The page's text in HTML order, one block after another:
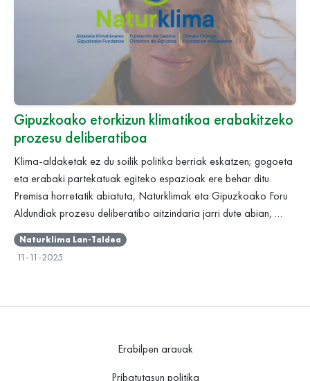
Gipuzkoako etorkizun klimatikoa erabakitzeko
prozesu deliberatiboa
Klima-aldaketak ez du soilik politika berriak eskatzen; gogoeta
eta erabaki partekatuak egiteko espazioak ere behar ditu.
Premisa horretatik abiatuta, Naturklimak eta Gipuzkoako Foru
Aldundiak prozesu deliberatibo aitzindaria jarri dute abian, …
Naturklima Lan-Taldea
11-11-2025
Erabilpen arauak
Pribatutasun politika